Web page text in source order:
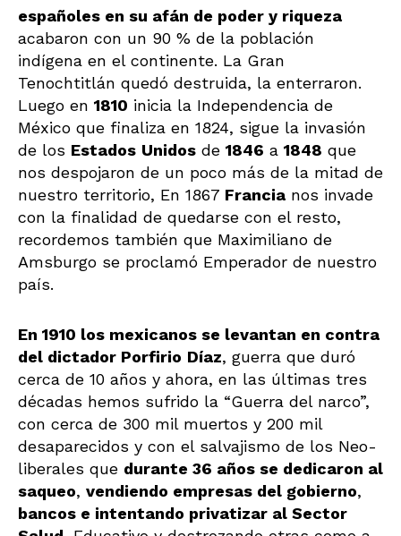
españoles en su afán de poder y riqueza
acabaron con un 90 % de la población
indígena en el continente. La Gran
Tenochtitlán quedó destruida, la enterraron.
Luego en 1810 inicia la Independencia de
México que finaliza en 1824, sigue la invasión
de los Estados Unidos de 1846 a 1848 que
nos despojaron de un poco más de la mitad de
nuestro territorio, En 1867 Francia nos invade
con la finalidad de quedarse con el resto,
recordemos también que Maximiliano de
Amsburgo se proclamó Emperador de nuestro
país.
En 1910 los mexicanos se levantan en contra
del dictador Porfirio Díaz, guerra que duró
cerca de 10 años y ahora, en las últimas tres
décadas hemos sufrido la “Guerra del narco”,
con cerca de 300 mil muertos y 200 mil
desaparecidos y con el salvajismo de los Neo-
liberales que durante 36 años se dedicaron al
saqueo, vendiendo empresas del gobierno,
bancos e intentando privatizar al Sector